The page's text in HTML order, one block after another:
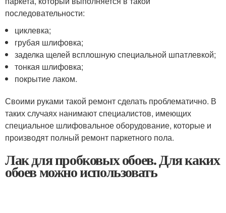
последовательности:
циклевка;
грубая шлифовка;
заделка щелей всплошную специальной шпатлевкой;
тонкая шлифовка;
покрытие лаком.
Своими руками такой ремонт сделать проблематично. В
таких случаях нанимают специалистов, имеющих
специальное шлифовальное оборудование, которые и
производят полный ремонт паркетного пола.
Лак для пробковых обоев. Для каких
обоев можно использовать